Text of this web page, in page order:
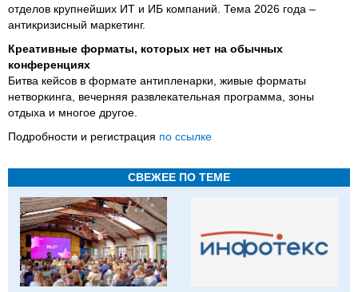
отделов крупнейших ИТ и ИБ компаний. Тема 2026 года –
антикризисный маркетинг.
Креативные форматы, которых нет на обычных
конференциях
Битва кейсов в формате антипленарки, живые форматы
нетворкинга, вечерняя развлекательная программа, зоны
отдыха и многое другое.
Подробности и регистрация по ссылке
СВЕЖЕЕ ПО ТЕМЕ